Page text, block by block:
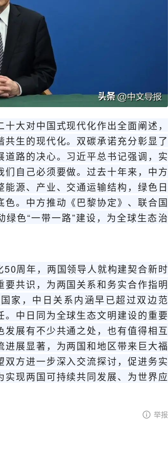
对中国式现代化作出全面阐述，
生的现代化。双碳承诺充分彰显了
路的决心。习近平总书记强调，实
自己必须要做。过去十年来，中方
源、产业、交通运输结构，绿色日
。中方推动《巴黎协定》、联合国
绿色“一带一路”建设，为全球生态治
周年，两国领导人就构建契合新时
共识，为两国关系和务实合作指明
家，中日关系内涵早已超过双边范
中日同为全球生态文明建设的重要
展有不少共通之处，也有值得相互
展显著，为两国和地区带来巨大福
方进一步深入交流探讨，促进务实
现两国可持续共同发展、为世界应
举报